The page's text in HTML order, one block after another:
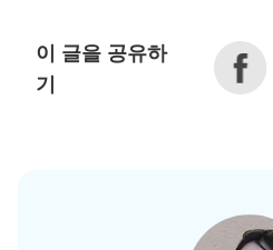
이 글을 공유하
기